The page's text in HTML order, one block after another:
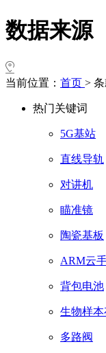
数据来源
当前位置： 首页 >
热门关键词
5G基站
直线导轨
对讲机
瞄准镜
陶瓷基板
ARM云
背包电池
生物样
多路阀